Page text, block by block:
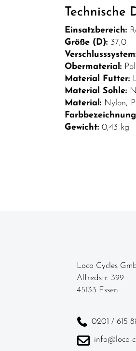
Technische
Einsatzbereich:
Größe (D): 37,0
Obermaterial:
Material Futter:
Material Sohle:
Material: Nylon,
Gewicht: 0,43 kg
Loco Cycles
Alfredstr. 399
45133 Essen
0201 / 615
info@loco-